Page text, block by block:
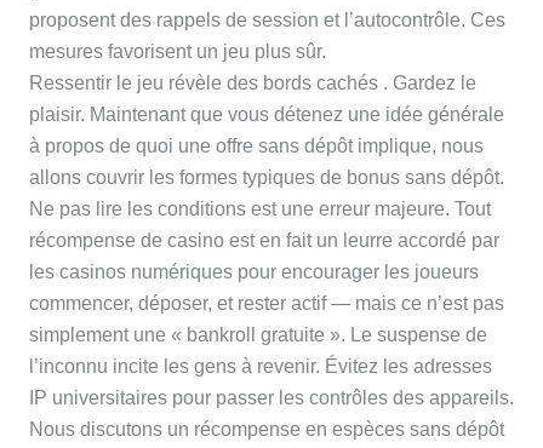
proposent des rappels de session et l’autocontrôle. Ces
mesures favorisent un jeu plus sûr.
Ressentir le jeu révèle des bords cachés . Gardez le
plaisir. Maintenant que vous détenez une idée générale
à propos de quoi une offre sans dépôt implique, nous
allons couvrir les formes typiques de bonus sans dépôt.
Ne pas lire les conditions est une erreur majeure. Tout
récompense de casino est en fait un leurre accordé par
les casinos numériques pour encourager les joueurs
commencer, déposer, et rester actif — mais ce n’est pas
simplement une « bankroll gratuite ». Le suspense de
l’inconnu incite les gens à revenir. Évitez les adresses
IP universitaires pour passer les contrôles des appareils.
Nous discutons un récompense en espèces sans dépôt